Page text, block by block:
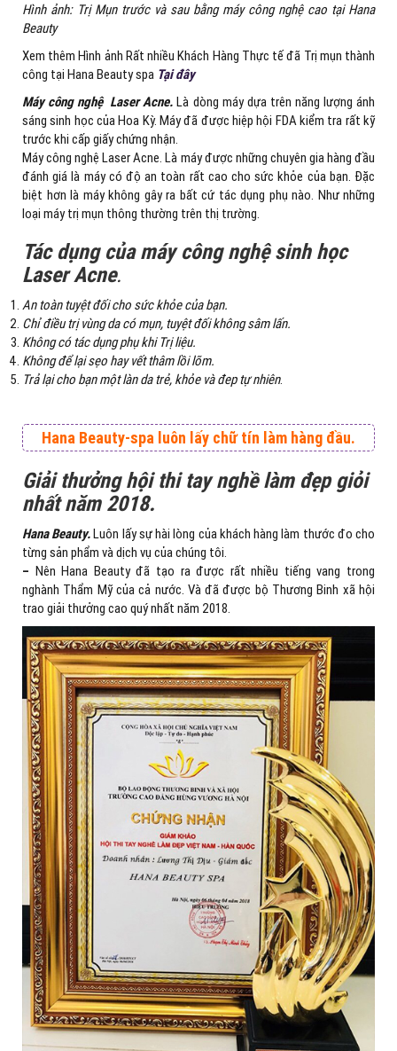
Hình ảnh: Trị Mụn trước và sau bằng máy công nghệ cao tại Hana
Beauty
Xem thêm Hình ảnh Rất nhiều Khách Hàng Thực tế đã Trị mụn thành
công tại Hana Beauty spa Tại đây
Máy công nghệ Laser Acne. Là dòng máy dựa trên năng lượng ánh
sáng sinh học của Hoa Kỳ. Máy đã được hiệp hội FDA kiểm tra rất kỹ
trước khi cấp giấy chứng nhận.
Máy công nghệ Laser Acne. Là máy được những chuyên gia hàng đầu
đánh giá là máy có độ an toàn rất cao cho sức khỏe của bạn. Đặc
biệt hơn là máy không gây ra bất cứ tác dụng phụ nào. Như những
loại máy trị mụn thông thường trên thị trường.
Tác dụng của máy công nghệ sinh học
Laser Acne.
An toàn tuyệt đối cho sức khỏe của bạn.
Chỉ điều trị vùng da có mụn, tuyệt đối không sâm lấn.
Không có tác dụng phụ khi Trị liệu.
Không để lại sẹo hay vết thâm lồi lõm.
Trả lại cho bạn một làn da trẻ, khỏe và đep tự nhiên.
Hana Beauty-spa luôn lấy chữ tín làm hàng đầu.
Giải thưởng hội thi tay nghề làm đẹp giỏi
nhất năm 2018.
Hana Beauty.Luôn lấy sự hài lòng của khách hàng làm thước đo cho
từng sản phẩm và dịch vụ của chúng tôi.
– Nên Hana Beauty đã tạo ra được rất nhiều tiếng vang trong
nghành Thẩm Mỹ của cả nước. Và đã được bộ Thương Binh xã hội
trao giải thưởng cao quý nhất năm 2018.